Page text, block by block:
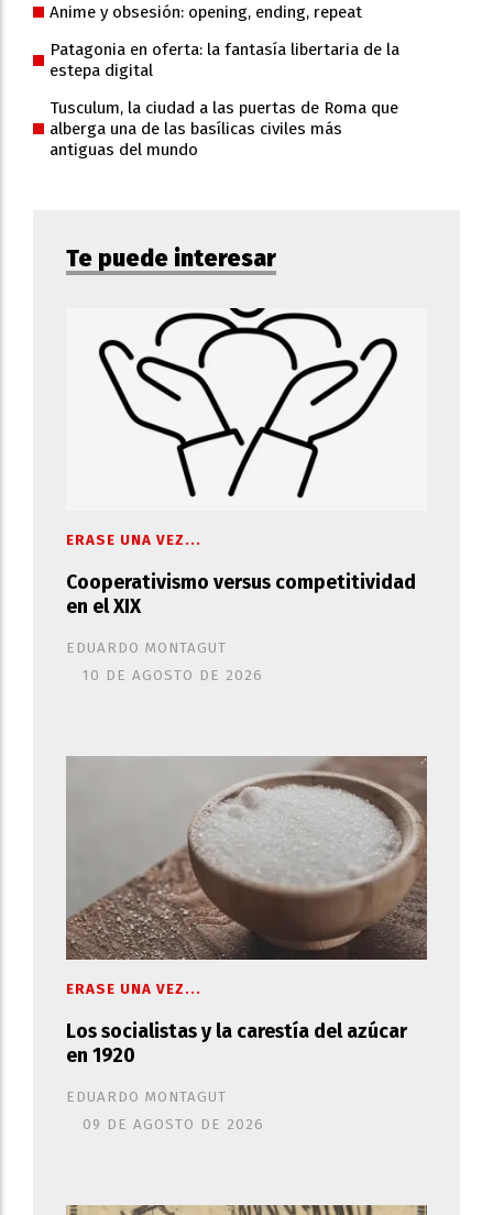
Anime y obsesión: opening, ending, repeat
Patagonia en oferta: la fantasía libertaria de la
estepa digital
Tusculum, la ciudad a las puertas de Roma que
alberga una de las basílicas civiles más
antiguas del mundo
Te puede interesar
Cooperativismo versus competitividad
en el XIX
EDUARDO MONTAGUT
ERASE UNA VEZ...
10 DE AGOSTO DE 2026
Los socialistas y la carestía del azúcar
en 1920
EDUARDO MONTAGUT
ERASE UNA VEZ...
09 DE AGOSTO DE 2026